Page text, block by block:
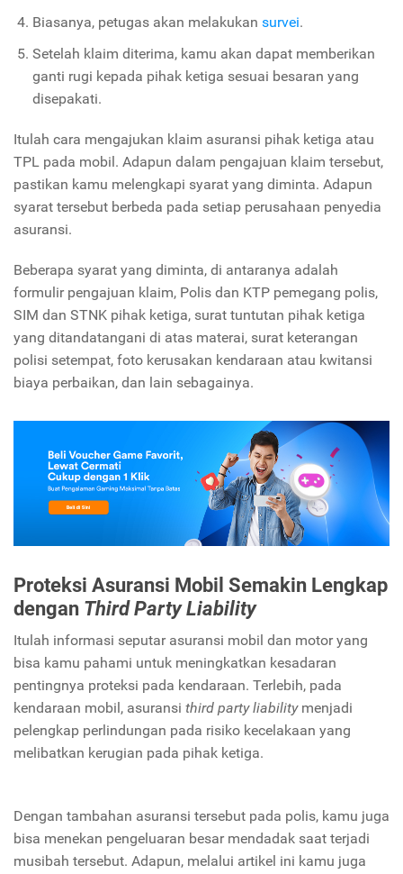
Biasanya, petugas akan melakukan survei.
Setelah klaim diterima, kamu akan dapat memberikan
ganti rugi kepada pihak ketiga sesuai besaran yang
disepakati.
Itulah cara mengajukan klaim asuransi pihak ketiga atau
TPL pada mobil. Adapun dalam pengajuan klaim tersebut,
pastikan kamu melengkapi syarat yang diminta. Adapun
syarat tersebut berbeda pada setiap perusahaan penyedia
asuransi.
Beberapa syarat yang diminta, di antaranya adalah
formulir pengajuan klaim, Polis dan KTP pemegang polis,
SIM dan STNK pihak ketiga, surat tuntutan pihak ketiga
yang ditandatangani di atas materai, surat keterangan
polisi setempat, foto kerusakan kendaraan atau kwitansi
biaya perbaikan, dan lain sebagainya.
Proteksi Asuransi Mobil Semakin Lengkap
dengan Third Party Liability
Itulah informasi seputar asuransi mobil dan motor yang
bisa kamu pahami untuk meningkatkan kesadaran
pentingnya proteksi pada kendaraan. Terlebih, pada
kendaraan mobil, asuransi third party liabilitymenjadi
pelengkap perlindungan pada risiko kecelakaan yang
melibatkan kerugian pada pihak ketiga.
Dengan tambahan asuransi tersebut pada polis, kamu juga
bisa menekan pengeluaran besar mendadak saat terjadi
musibah tersebut. Adapun, melalui artikel ini kamu juga